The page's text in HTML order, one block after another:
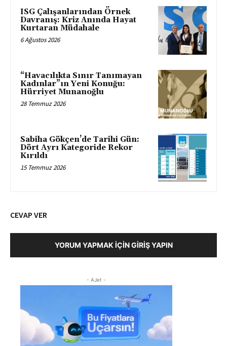
ISG Çalışanlarından Örnek
Davranış: Kriz Anında Hayat
Kurtaran Müdahale
6 Ağustos 2026
“Havacılıkta Sınır Tanımayan
Kadınlar”ın Yeni Konuğu:
Hürriyet Munanoğlu
28 Temmuz 2026
Sabiha Gökçen’de Tarihi Gün:
Dört Ayrı Kategoride Rekor
Kırıldı
15 Temmuz 2026
CEVAP VER
YORUM YAPMAK İÇIN GIRIŞ YAPIN
- AJet -